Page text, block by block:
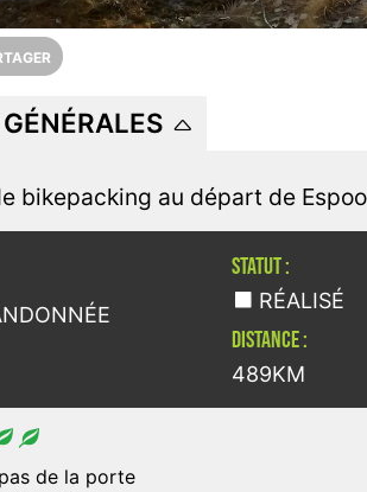
bikepacking au départ de
STATUT :
RÉALISÉ
DISTANCE :
489KM
de la porte